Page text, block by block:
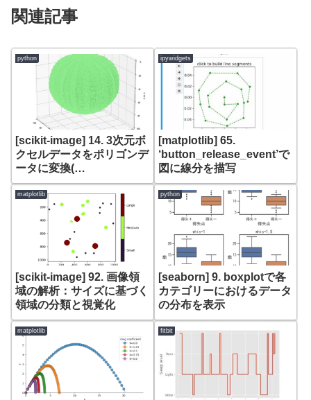
関連記事
python
[scikit-image] 14. 3次元ボ
クセルデータをポリゴンデ
ータに変換(
measure.marching_cube
s_lewiner)
ipywidgets
[matplotlib] 65.
‘button_release_event’で
図に線分を描写
matplotlib
[scikit-image] 92. 画像領
域の解析：サイズに基づく
領域の分類と視覚化
python
[seaborn] 9. boxplotで各
カテゴリーにおけるデータ
の分布を表示
matplotlib fitbit